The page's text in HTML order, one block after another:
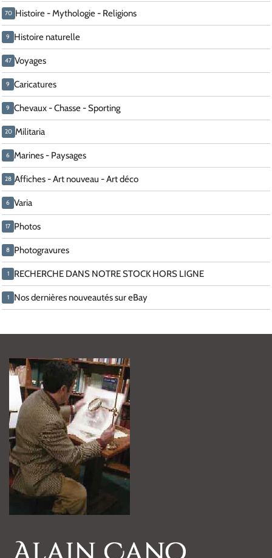
70 Histoire - Mythologie - Religions
9 Histoire naturelle
47 Voyages
9 Caricatures
9 Chevaux - Chasse - Sporting
20 Militaria
6 Marines - Paysages
28 Affiches - Art nouveau - Art déco
6 Varia
17 Photos
8 Photogravures
1 RECHERCHE DANS NOTRE STOCK HORS LIGNE
1 Nos dernières nouveautés sur eBay